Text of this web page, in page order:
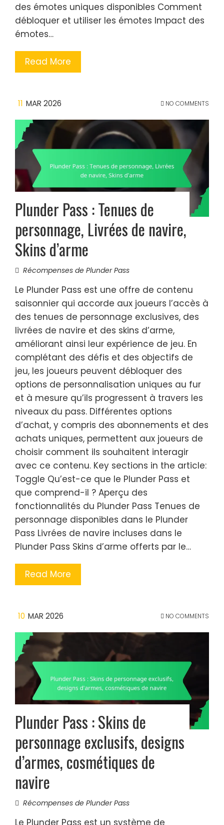
des émotes uniques disponibles Comment
débloquer et utiliser les émotes Impact des
émotes…
Read More
11 MAR 2026 NO COMMENTS
Plunder Pass : Tenues de
personnage, Livrées de navire,
Skins d’arme
Récompenses de Plunder Pass
Le Plunder Pass est une offre de contenu
saisonnier qui accorde aux joueurs l’accès à
des tenues de personnage exclusives, des
livrées de navire et des skins d’arme,
améliorant ainsi leur expérience de jeu. En
complétant des défis et des objectifs de
jeu, les joueurs peuvent débloquer des
options de personnalisation uniques au fur
et à mesure qu’ils progressent à travers les
niveaux du pass. Différentes options
d’achat, y compris des abonnements et des
achats uniques, permettent aux joueurs de
choisir comment ils souhaitent interagir
avec ce contenu. Key sections in the article:
Toggle Qu’est-ce que le Plunder Pass et
que comprend-il ? Aperçu des
fonctionnalités du Plunder Pass Tenues de
personnage disponibles dans le Plunder
Pass Livrées de navire incluses dans le
Plunder Pass Skins d’arme offerts par le…
Read More
10 MAR 2026 NO COMMENTS
Plunder Pass : Skins de
personnage exclusifs, designs
d’armes, cosmétiques de
navire
Récompenses de Plunder Pass
Le Plunder Pass est un système de